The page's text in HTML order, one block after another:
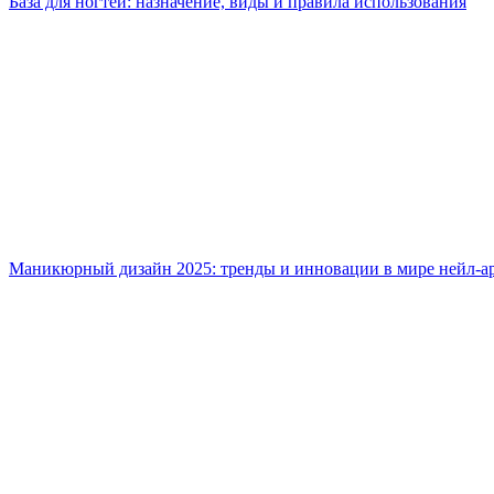
Маникюрный дизайн 2025: тренды и инновации в мире нейл-